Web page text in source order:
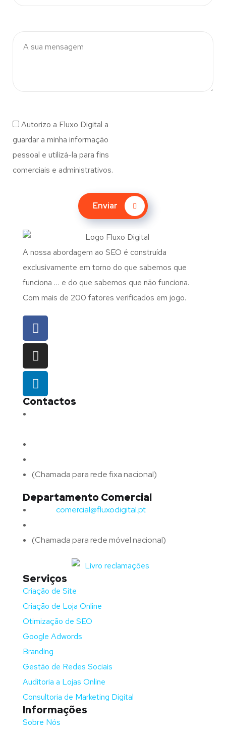
Autorizo a Fluxo Digital a
guardar a minha informação
pessoal e utilizá-la para fins
comerciais e administrativos.
Enviar
A nossa abordagem ao SEO é construída
exclusivamente em torno do que sabemos que
funciona … e do que sabemos que não funciona.
Com mais de 200 fatores verificados em jogo.
Contactos
(Chamada para rede fixa nacional)
Departamento Comercial
comercial@fluxodigital.pt
(Chamada para rede móvel nacional)
Serviços
Criação de Site
Criação de Loja Online
Otimização de SEO
Google Adwords
Branding
Gestão de Redes Sociais
Auditoria a Lojas Online
Consultoria de Marketing Digital
Informações
Sobre Nós